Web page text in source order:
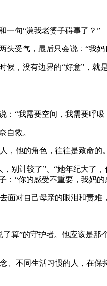
一句“嫌我老婆子碍事了？”
受气，最后只会说：“我
候，没有边界的“好意”，
：“我需要空间，我需要呼
自救。
，他的角色，往往是致命的。
别计较了”、“她年纪大了
“你的感受不重要，我妈
对自己母亲的眼泪和责难
算”的守护者。他应该是
、不同生活习惯的人，在